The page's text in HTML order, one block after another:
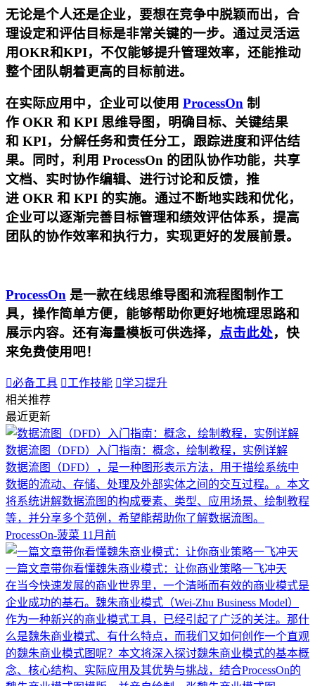
无论是个人还是企业，要想在竞争中脱颖而出，合
理设定和评估目标是非常关键的一步。通过灵活运
用OKR和KPI，不仅能够提升管理效率，还能推动
整个团队朝着更高的目标前进。
在实际应用中，企业可以使用 ProcessOn 制
作 OKR 和 KPI 思维导图，明确目标、关键结果
和 KPI，分解任务和责任分工，跟踪进度和评估结
果。同时，利用 ProcessOn 的团队协作功能，共享
文档、实时协作编辑、进行讨论和反馈，推
进 OKR 和 KPI 的实施。通过不断地实践和优化，
企业可以逐渐完善目标管理和绩效评估体系，提高
团队的协作效率和执行力，实现更好的发展前景。
ProcessOn 是一款在线思维导图和流程图制作工
具，操作简单方便，能够帮助你更好地梳理思路和
展示内容。还有海量模板可供选择， 点击此处，快
来免费使用吧！
必备工具 工作技能 学习提升
相关推荐
最近更新
数据流图（DFD）入门指南：概念，绘制教程，实例详解
数据流图（DFD），是一种图形表示方法，用于描绘系统中
数据的流动、存储、处理及外部实体之间的交互过程。。本文
将系统讲解数据流图的构成要素、类型、应用场景、绘制教程
等，并分享多个范例，希望能帮助你了解数据流图。
ProcessOn-菠菜 11月前
一篇文章带你看懂魏朱商业模式：让你商业策略一飞冲天
在当今快速发展的商业世界里，一个清晰而有效的商业模式是
企业成功的基石。魏朱商业模式（Wei-Zhu Business Model）
作为一种新兴的商业模式工具，已经引起了广泛的关注。那什
么是魏朱商业模式、有什么特点，而我们又如何创作一个直观
的魏朱商业模式图呢？本文将深入探讨魏朱商业模式的基本概
念、核心结构、实际应用及其优势与挑战，结合ProcessOn的